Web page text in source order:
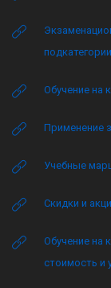
Обучение на
Применение
Учебные
Скидки и
Обучение на
стоимость и